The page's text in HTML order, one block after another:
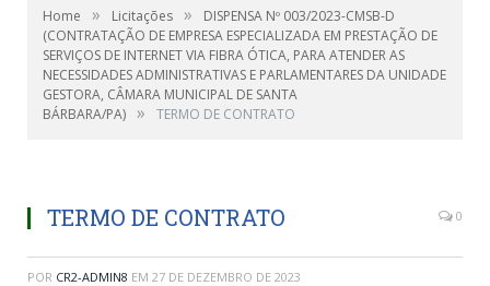
Home » Licitações »
DISPENSA Nº 003/2023-CMSB-D
(CONTRATAÇÃO DE EMPRESA ESPECIALIZADA EM PRESTAÇÃO DE
SERVIÇOS DE INTERNET VIA FIBRA ÓTICA, PARA ATENDER AS
NECESSIDADES ADMINISTRATIVAS E PARLAMENTARES DA UNIDADE
GESTORA, CÂMARA MUNICIPAL DE SANTA
BÁRBARA/PA) » TERMO DE CONTRATO
TERMO DE CONTRATO 0
POR CR2-ADMIN8 EM 27 DE DEZEMBRO DE 2023